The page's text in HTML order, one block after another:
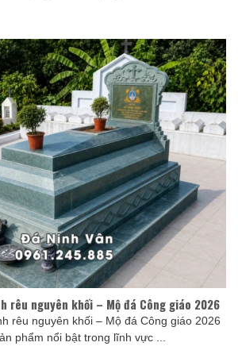
rêu nguyên khối – Mộ đá Công giáo 2026
rêu nguyên khối – Mộ đá Công giáo 2026
phẩm nổi bật trong lĩnh vực ...